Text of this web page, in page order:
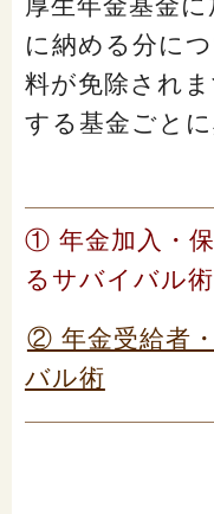
に納める分に
料が免除され
する基金ごとに
① 年金加入・
るサバイバル術
② 年金受給者
バル術